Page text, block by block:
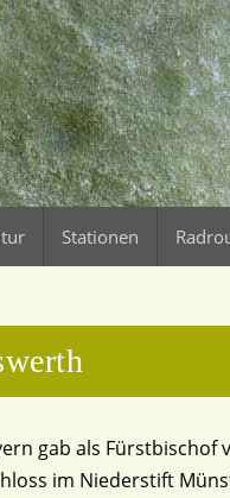
Stationen
gab als Fürstbischof
im Niederstift